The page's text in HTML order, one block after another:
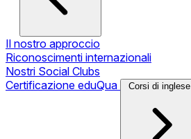
Il nostro approccio
Riconoscimenti internazionali
Nostri Social Clubs
Certificazione eduQua
Corsi di inglese